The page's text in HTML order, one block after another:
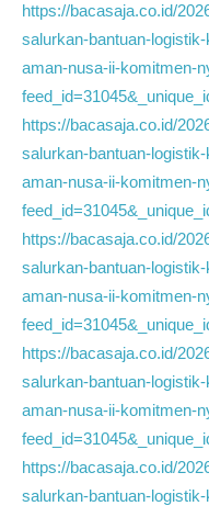
https://bacasaja.co.id/
salurkan-bantuan-
aman-nusa-ii-komitmen-
https://bacasaja.co.id/
salurkan-bantuan-
aman-nusa-ii-komitmen-
https://bacasaja.co.id/
salurkan-bantuan-
aman-nusa-ii-komitmen-
https://bacasaja.co.id/
salurkan-bantuan-
aman-nusa-ii-komitmen-
https://bacasaja.co.id/
salurkan-bantuan-